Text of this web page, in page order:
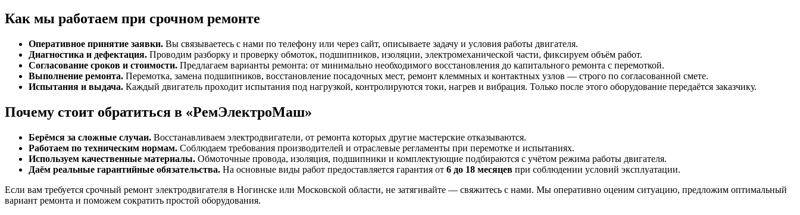
Как мы работаем при срочном ремонте
Оперативное принятие заявки. Вы связываетесь с нами по телефону или через сайт, описываете задачу и условия работы двигателя.
Диагностика и дефектация. Проводим разборку и проверку обмоток, подшипников, изоляции, электромеханической части, фиксируем объём работ.
Согласование сроков и стоимости. Предлагаем варианты ремонта: от минимально необходимого восстановления до капитального ремонта с перемоткой.
Выполнение ремонта. Перемотка, замена подшипников, восстановление посадочных мест, ремонт клеммных и контактных узлов — строго по согласованной смете.
Испытания и выдача. Каждый двигатель проходит испытания под нагрузкой, контролируются токи, нагрев и вибрация. Только после этого оборудование передаётся заказчику.
Почему стоит обратиться в «РемЭлектроМаш»
Берёмся за сложные случаи. Восстанавливаем электродвигатели, от ремонта которых другие мастерские отказываются.
Работаем по техническим нормам. Соблюдаем требования производителей и отраслевые регламенты при перемотке и испытаниях.
Используем качественные материалы. Обмоточные провода, изоляция, подшипники и комплектующие подбираются с учётом режима работы двигателя.
Даём реальные гарантийные обязательства. На основные виды работ предоставляется гарантия от 6 до 18 месяцев при соблюдении условий эксплуатации.
Если вам требуется срочный ремонт электродвигателя в Ногинске или Московской области, не затягивайте — свяжитесь с нами. Мы оперативно оценим ситуацию, предложим оптимальный
вариант ремонта и поможем сократить простой оборудования.